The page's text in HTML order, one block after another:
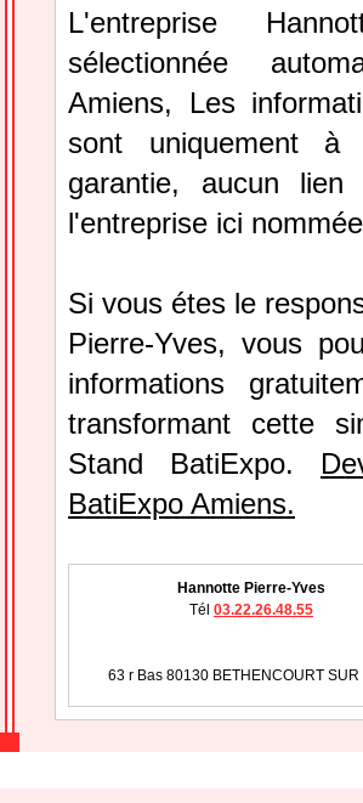
L'entreprise
sélectionnée
Amiens, Les
sont uniquement
garantie, aucun
l'entreprise ici
Si vous étes le
Pierre-Yves, vous
informations
transformant cette
Stand BatiExpo.
BatiExpo Amiens.
Hannotte Pierre-Yves
Tél 03.22.26.48.55
63 r Bas 80130 BETHENCOURT SUR